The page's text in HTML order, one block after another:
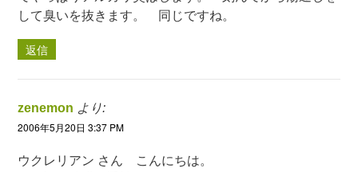
して臭いを抜きます。 同じですね。
返信
zenemon より:
2006年5月20日 3:37 PM
ウクレリアン さん こんにちは。